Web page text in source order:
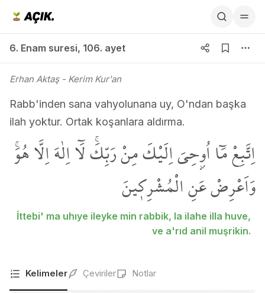
6. Enam suresi, 106. ayet
Erhan Aktaş- Kerim Kur'an
Rabb'inden sana vahyolunana uy, O'ndan başka
ilah yoktur. Ortak koşanlara aldırma.
اِتَّبِعْ مَٓا اُو۫حِيَ اِلَيْكَ مِنْ رَبِّكَۚ لَٓا اِلٰهَ اِلَّا هُوَۚ
وَاَعْرِضْ عَنِ الْمُشْرِك۪ينَ
İttebi' ma uhıye ileyke min rabbik, la ilahe illa huve,
ve a'rıd anil muşrikin.
Kelimeler Çeviriler Notlar